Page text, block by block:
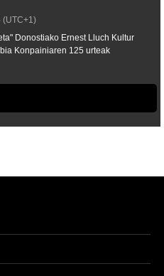
(UTC+1)
Donostiako Ernest Lluch Kultur
Konpainiaren 125 urteak